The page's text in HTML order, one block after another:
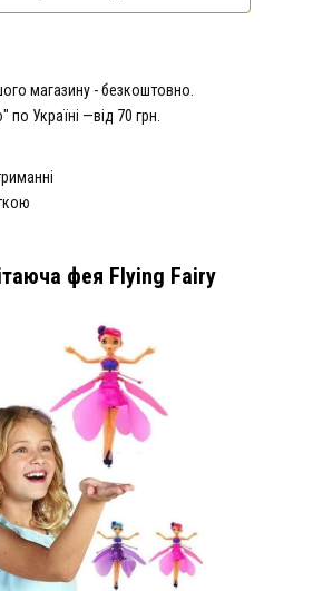
магазину - безкоштовно.
Україні —від 70 грн.
фея Flying Fairy